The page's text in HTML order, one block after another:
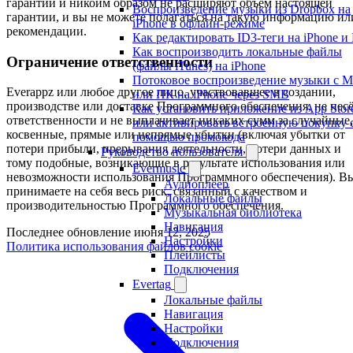
Воспроизведение музыки из Dropbox на
iPhone в офлайн-режиме
Как редактировать ID3-теги на iPhone и
Как воспроизводить локальные файлы
(файлы iTunes) на iPhone
Потоковое воспроизведение музыки с
или ПК на iPhone через SMB
Как установить приложение из App
или активировать встроенную покупку
помощью промокода
Руководство пользователя
Evermusic
Аудиоплеер
Локальные файлы
Музыкальная библиотека
Навигация
Настройки
Плейлисты
Подключения
Evertag
Локальные файлы
Навигация
Настройки
Подключения
гарантии, и вы не можете полагаться на такую информацию
рекомендации.
Ограничение ответственности
Everappz или любое другое лицо, участвовавшее в создании,
производстве или доставке Программного обеспечения, не
ответственности и не выплачивает никаких сумм за случайные,
косвенные, прямые или непрямые убытки (включая убытки от
потери прибыли, прерывания деятельности, потери данных и
тому подобные, возникающие в результате использования или
невозможности использования Программного обеспечения).
принимаете на себя весь риск, связанный с качеством и
производительностью Программного обеспечения.
Последнее обновление июня 12, 2025
Политика использования файлов cookie